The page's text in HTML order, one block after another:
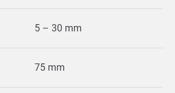
5 – 30 mm
75 mm